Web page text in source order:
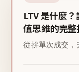
LTV 是什麼
值思維的完
從拚單次成交，